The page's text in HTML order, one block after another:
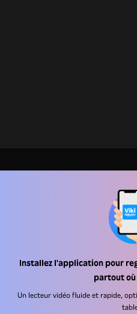
Installez l'application pour
partout où
Un lecteur vidéo fluide et rapide,
Centre d'assistance